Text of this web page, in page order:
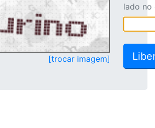
[trocar imagem]
lado no